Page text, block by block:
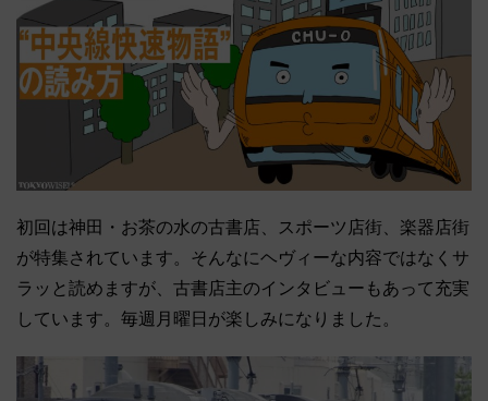
初回は神田・お茶の水の古書店、スポーツ店街、楽器店街
が特集されています。そんなにヘヴィーな内容ではなくサ
ラッと読めますが、古書店主のインタビューもあって充実
しています。毎週月曜日が楽しみになりました。